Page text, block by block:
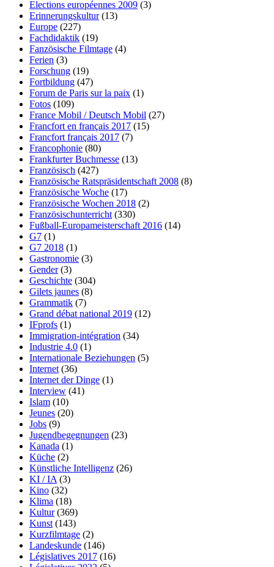
Elections européennes 2009 (3)
Erinnerungskultur(13)
Europe (227)
Fachdidaktik (19)
Fanzösische Filmtage (4)
Ferien (3)
Forschung (19)
Fortbildung (47)
Forum de Paris sur la paix (1)
Fotos (109)
France Mobil / Deutsch Mobil (27)
Francfort en français 2017 (15)
Francfort français 2017 (7)
Francophonie (80)
Frankfurter Buchmesse (13)
Französisch (427)
Französische Ratspräsidentschaft 2008 (8)
Französische Woche (17)
Französische Wochen 2018 (2)
Französischunterricht (330)
Fußball-Europameisterschaft 2016 (14)
G7 (1)
G7 2018 (1)
Gastronomie (3)
Gender(3)
Geschichte (304)
Gilets jaunes (8)
Grammatik (7)
Grand débat national 2019 (12)
IFprofs (1)
Immigration-intégration (34)
Industrie 4.0 (1)
Internationale Beziehungen (5)
Internet (36)
Internet der Dinge (1)
Interview (41)
Islam (10)
Jeunes (20)
Jobs (9)
Jugendbegegnungen (23)
Kanada (1)
Küche (2)
Künstliche Intelligenz (26)
KI / IA (3)
Kino (32)
Klima (18)
Kultur(369)
Kunst (143)
Kurzfilmtage (2)
Landeskunde (146)
Législatives 2017 (16)